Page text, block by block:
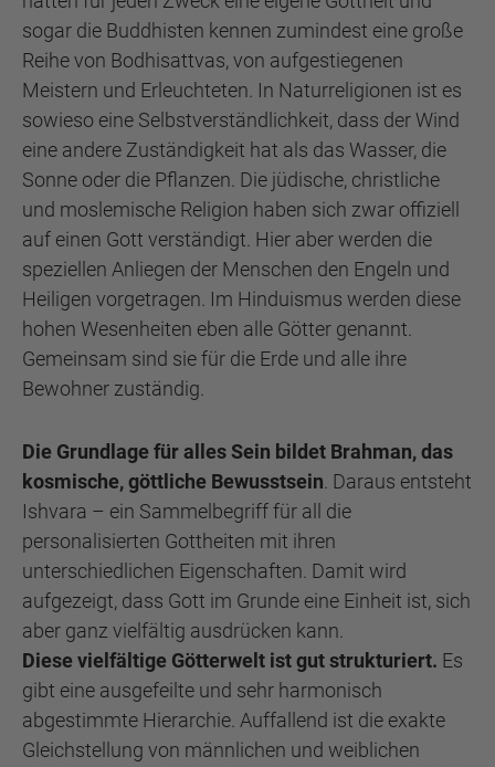
sogar die Buddhisten kennen zumindest eine große
Reihe von Bodhisattvas, von aufgestiegenen
Meistern und Erleuchteten. In Naturreligionen ist es
sowieso eine Selbstverständlichkeit, dass der Wind
eine andere Zuständigkeit hat als das Wasser, die
Sonne oder die Pflanzen. Die jüdische, christliche
und moslemische Religion haben sich zwar offiziell
auf einen Gott verständigt. Hier aber werden die
speziellen Anliegen der Menschen den Engeln und
Heiligen vorgetragen. Im Hinduismus werden diese
hohen Wesenheiten eben alle Götter genannt.
Gemeinsam sind sie für die Erde und alle ihre
Bewohner zuständig.
Die Grundlage für alles Sein bildet Brahman, das
kosmische, göttliche Bewusstsein . Daraus entsteht
Ishvara – ein Sammelbegriff für all die
personalisierten Gottheiten mit ihren
unterschiedlichen Eigenschaften. Damit wird
aufgezeigt, dass Gott im Grunde eine Einheit ist, sich
aber ganz vielfältig ausdrücken kann.
Diese vielfältige Götterwelt ist gut strukturiert. Es
gibt eine ausgefeilte und sehr harmonisch
abgestimmte Hierarchie. Auffallend ist die exakte
Gleichstellung von männlichen und weiblichen